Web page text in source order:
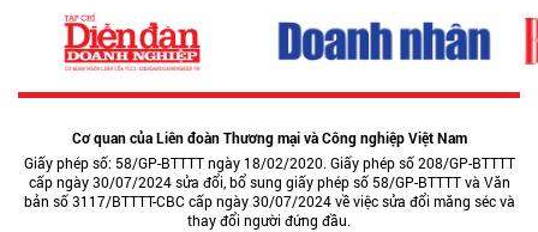
Cơ quan của Liên đoàn Thương mại và Công nghiệp Việt Nam
Giấy phép số: 58/GP-BTTTT ngày 18/02/2020. Giấy phép số 208/GP-BTTTT
cấp ngày 30/07/2024 sửa đổi, bổ sung giấy phép số 58/GP-BTTTT và Văn
bản số 3117/BTTTT-CBC cấp ngày 30/07/2024 về việc sửa đổi măng séc và
thay đổi người đứng đầu.